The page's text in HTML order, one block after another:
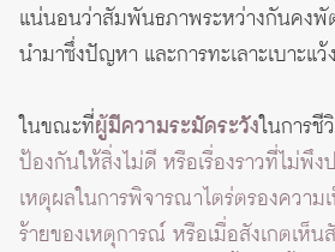
แน่นอนว่าสัมพันธภาพระหว่างกันคง
นำมาซึ่งปัญหา และการทะเลาะเบาะแ
ในขณะที่ผู้มีความระมัดระวังในการชี
ป้องกันให้สิ่งไม่ดี หรือเรื่องราวที่ไม่พึง
เหตุผลในการพิจารณาไตร่ตรองความ
ร้ายของเหตุการณ์ หรือเมื่อสังเกตเ